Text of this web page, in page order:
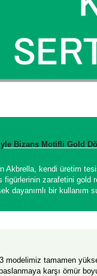
Bizans Motifli Gold
Akbrella, kendi üretim
figürlerinin zarafetini
dayanımlı bir kullanım
modelimiz tamamen
karşı ömür